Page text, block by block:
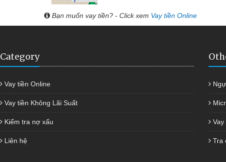
Bạn muốn vay tiền? - Click xem Vay tiền Online
Category
Vay tiền Online
Vay tiền Không Lãi Suất
Kiểm tra nợ xấu
Liên hệ
Vay
Tra